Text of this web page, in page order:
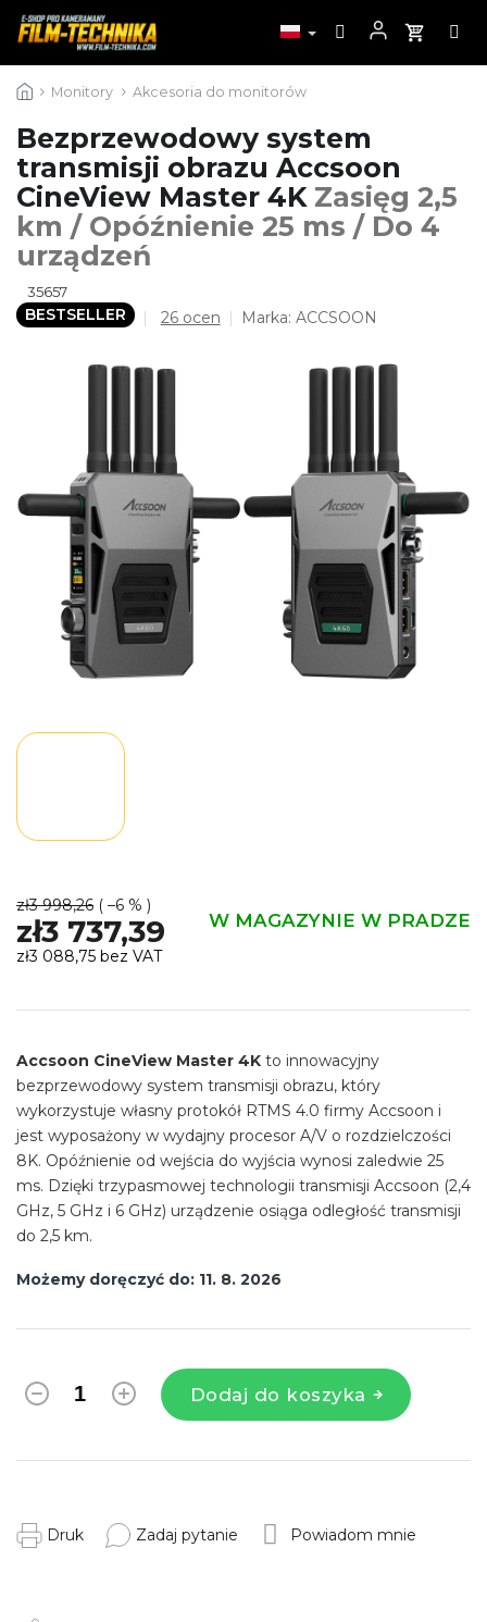
do
Monitory Akcesoria do monitorów
Bezprzewodowy system
transmisji obrazu Accsoon
CineView Master 4K Zasięg 2,5
km / Opóźnienie 25 ms / Do 4
urządzeń
35657
BESTSELLER
Średnia
gwiazdek.
26 ocen Marka:ACCSOON
zł3 998,26 ( –6 % )
zł3 737,39 W MAGAZYNIE W PRADZE
zł3 088,75 bez VAT
jednostkowa:
Możemy doręczyć do: 11. 8. 2026
Dodaj do koszyka
Accsoon CineView Master 4K to innowacyjny
bezprzewodowy system transmisji obrazu, który
wykorzystuje własny protokół RTMS 4.0 firmy Accsoon i
jest wyposażony w wydajny procesor A/V o rozdzielczości
8K. Opóźnienie od wejścia do wyjścia wynosi zaledwie 25
ms. Dzięki trzypasmowej technologii transmisji Accsoon (2,4
GHz, 5 GHz i 6 GHz) urządzenie osiąga odległość transmisji
do 2,5 km.
Druk Zadaj pytanie Powiadom mnie